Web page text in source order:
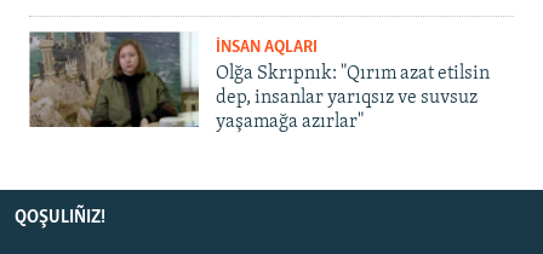
İNSAN AQLARI
Olğa Skrıpnık: "Qırım azat etilsin
dep, insanlar yarıqsız ve suvsuz
yaşamağa azırlar"
QOŞULIÑIZ!